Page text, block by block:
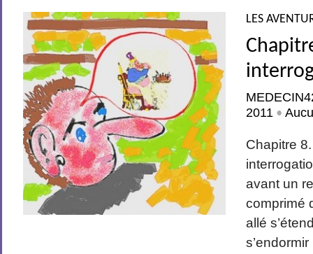
LES
2011 •
Chapitre
avant un
comprimé
allé